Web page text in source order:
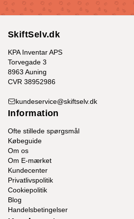
SkiftSelv.dk
KPA Inventar APS
Torvegade 3
8963 Auning
CVR 38952986
kundeservice@skiftselv.dk
Information
Ofte stillede spørgsmål
Købeguide
Om os
Om E-mærket
Kundecenter
Privatlivspolitik
Cookiepolitik
Blog
Handelsbetingelser